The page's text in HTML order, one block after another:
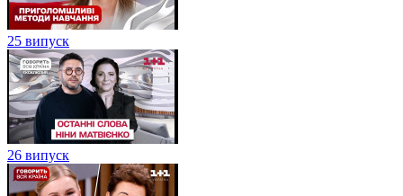
25 випуск
26 випуск